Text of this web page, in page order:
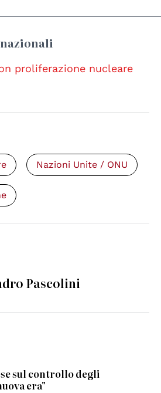
proliferazione nucleare
Nazioni Unite / ONU
Pascolini
sul controllo degli
era"